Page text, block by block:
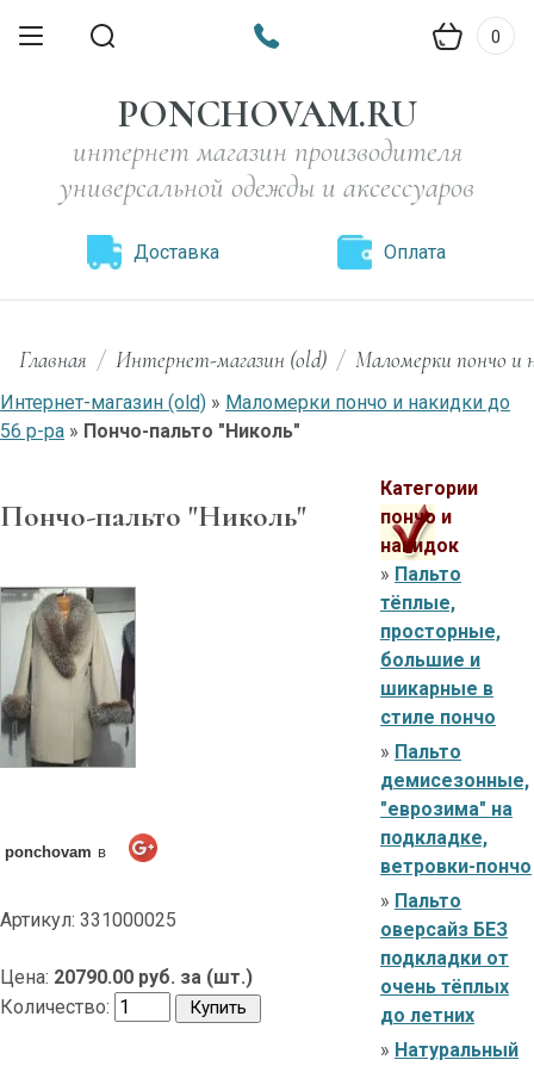
0
PONCHOVAM.RU
интернет магазин производителя
универсальной одежды и аксессуаров
Доставка Оплата
Главная / Интернет-магазин (old) / Маломерки пончо и
Интернет-магазин (old) » Маломерки пончо и накидки до
56 р-ра » Пончо-пальто "Николь"
Пончо-пальто "Николь"
ponchovam в
Артикул: 331000025
Цена: 20790.00 руб. за (шт.)
Количество:
Категории
пончо и
накидок
» Пальто
тёплые,
просторные,
большие и
шикарные в
стиле пончо
» Пальто
демисезонные,
"еврозима" на
подкладке,
ветровки-пончо
» Пальто
оверсайз БЕЗ
подкладки от
очень тёплых
до летних
» Натуральный